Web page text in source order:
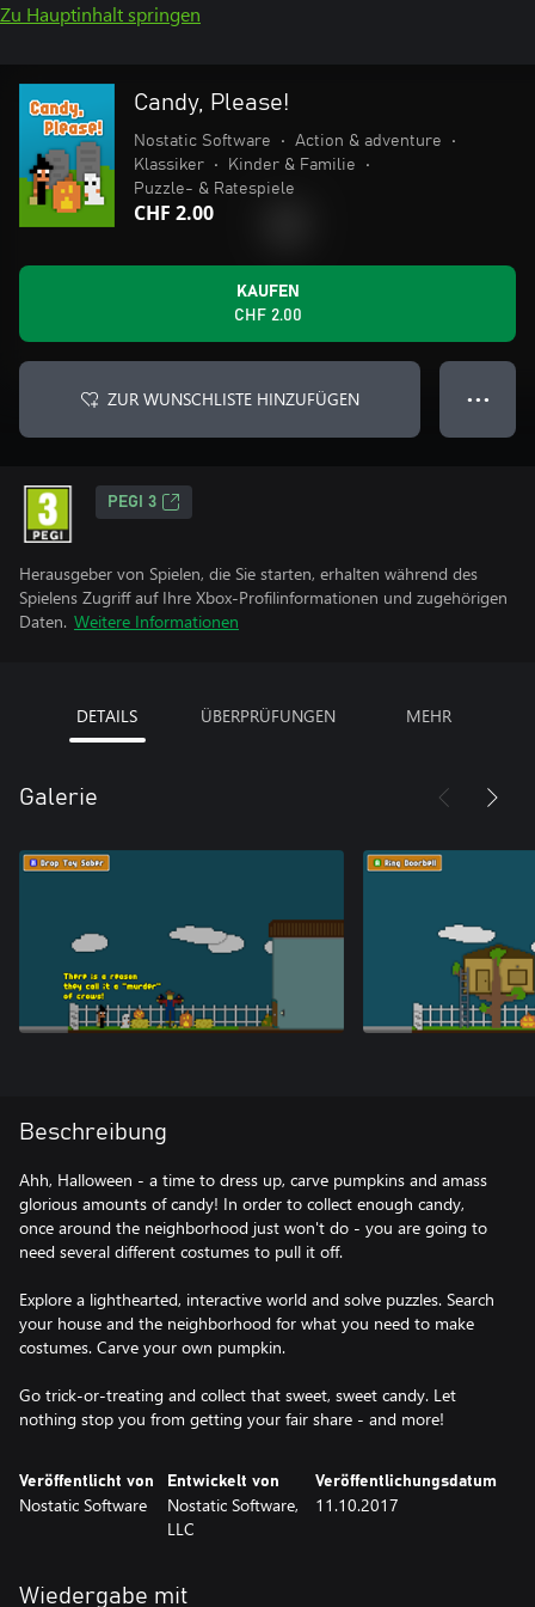
Zu Hauptinhalt springen
Candy, Please!
Nostatic Software • Action & adventure
•
Klassiker
• Kinder & Familie
•
Puzzle- & Ratespiele
CHF 2.00
KAUFEN
CHF 2.00
ZUR WUNSCHLISTE HINZUFÜGEN ● ● ●
PEGI 3
Herausgeber von Spielen, die Sie starten, erhalten während des
Spielens Zugriff auf Ihre Xbox-Profilinformationen und zugehörigen
Daten. Weitere Informationen
DETAILS ÜBERPRÜFUNGEN MEHR
Galerie
Beschreibung
Ahh, Halloween - a time to dress up, carve pumpkins and amass
glorious amounts of candy! In order to collect enough candy,
once around the neighborhood just won't do - you are going to
need several different costumes to pull it off.
Explore a lighthearted, interactive world and solve puzzles. Search
your house and the neighborhood for what you need to make
costumes. Carve your own pumpkin.
Go trick-or-treating and collect that sweet, sweet candy. Let
nothing stop you from getting your fair share - and more!
Veröffentlicht von
Nostatic Software
Entwickelt von
Nostatic Software,
LLC
Veröffentlichungsdatum
11.10.2017
Wiedergabe mit